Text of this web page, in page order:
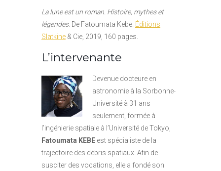
La lune est un roman. Histoire, mythes et
légendes. De Fatoumata Kebe. Éditions
Slatkine & Cie, 2019, 160 pages.
L’intervenante
Devenue docteure en
astronomie à la Sorbonne-
Université à 31 ans
seulement, formée à
l’ingénierie spatiale à l’Université de Tokyo,
Fatoumata KEBE est spécialiste de la
trajectoire des débris spatiaux. Afin de
susciter des vocations, elle a fondé son